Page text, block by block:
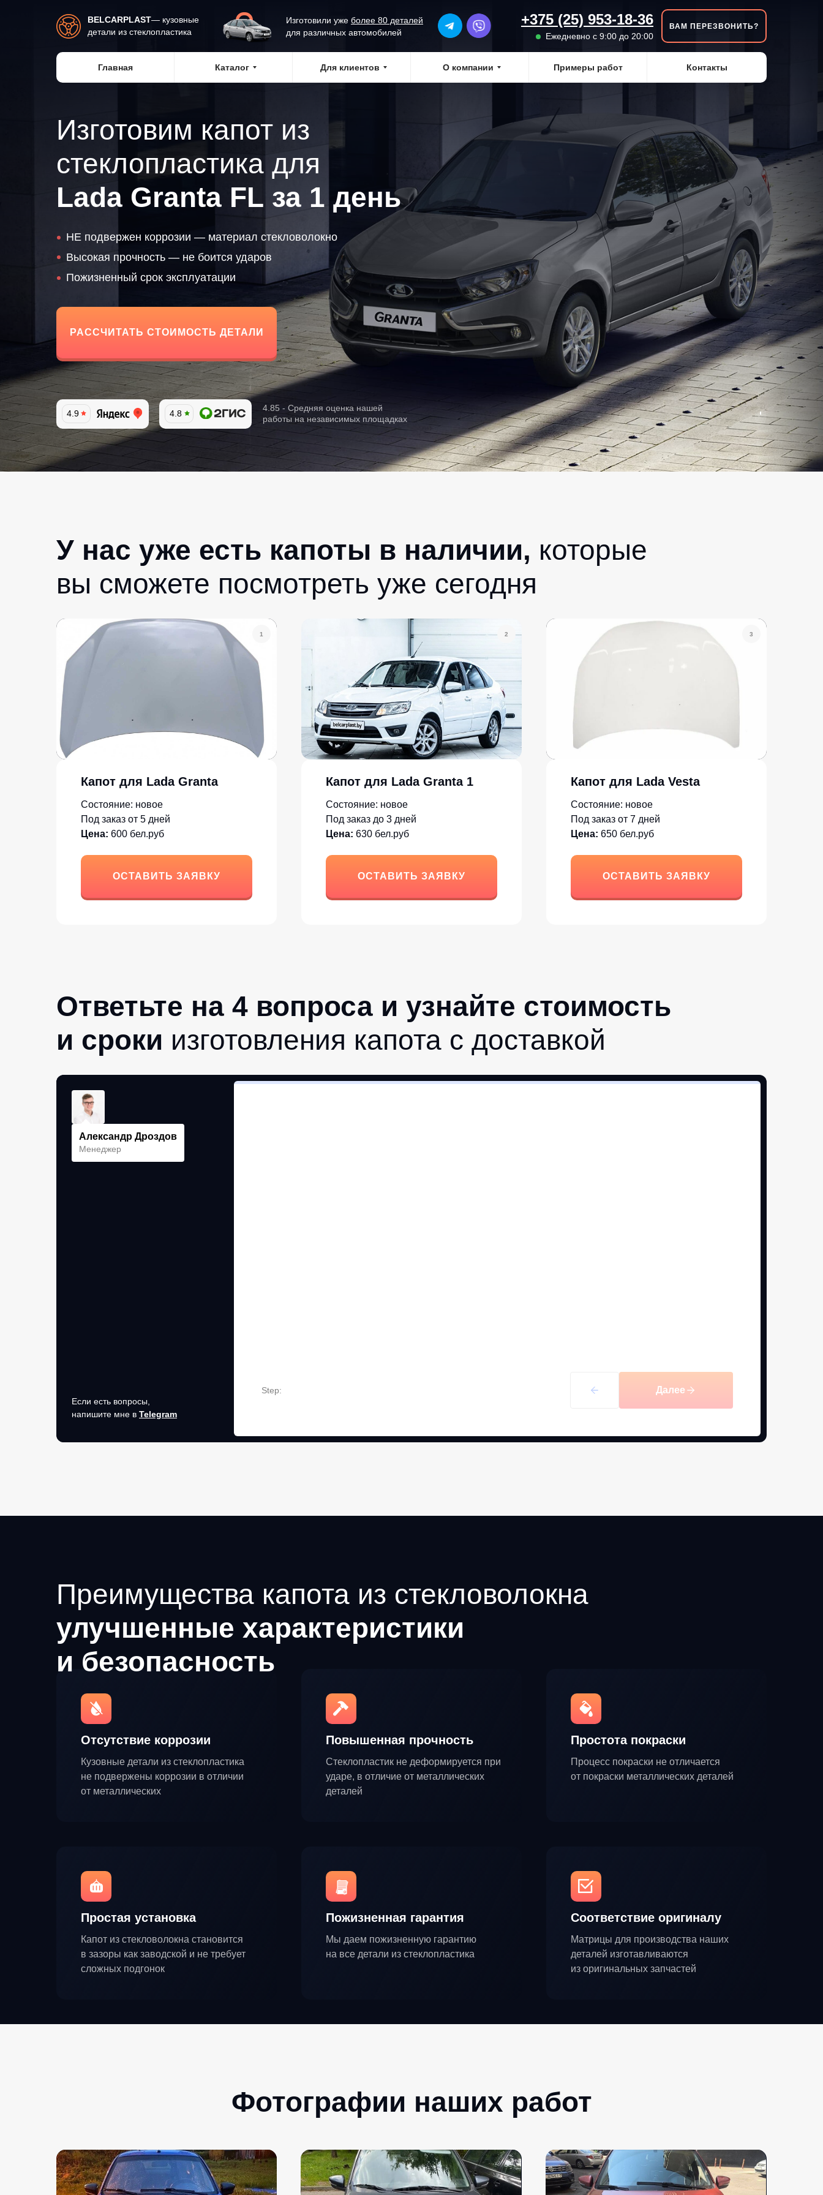
Изготовим капот из
стеклопластика для
Lada Granta FL за 1 день
Изготовили уже более 80 деталей
для различных автомобилей
НЕ подвержен коррозии — материал стекловолокно
Высокая прочность — не боится ударов
Пожизненный срок эксплуатации
4.9 4.8
4.85 - Средняя оценка нашей
работы на независимых площадках
BELCARPLAST— кузовные
детали из стеклопластика
+375 (25) 953-18-36
Ежедневно с 9:00 до 20:00
ВАМ ПЕРЕЗВОНИТЬ?
Главная Каталог Для клиентов О компании Примеры работ Контакты
РАССЧИТАТЬ СТОИМОСТЬ ДЕТАЛИ
У нас уже есть капоты в наличии, которые
вы сможете посмотреть уже сегодня
Капот для Lada Granta
1
ОСТАВИТЬ ЗАЯВКУ
Состояние: новое
Под заказ от 5 дней
Цена: 600 бел.руб
Капот для Lada Granta 1
2
ОСТАВИТЬ ЗАЯВКУ
Состояние: новое
Под заказ до 3 дней
Цена: 630 бел.руб
Капот для Lada Vesta
3
ОСТАВИТЬ ЗАЯВКУ
Состояние: новое
Под заказ от 7 дней
Цена: 650 бел.руб
Ответьте на 4 вопроса и узнайте стоимость
и сроки изготовления капота с доставкой
Александр Дроздов
Менеджер
Если есть вопросы,
напишите мне в Telegram
Step: Далее
Отсутствие коррозии
Кузовные детали из стеклопластика
не подвержены коррозии в отличии
от металлических
Повышенная прочность
Стеклопластик не деформируется при
ударе, в отличие от металлических
деталей
Простота покраски
Процесс покраски не отличается
от покраски металлических деталей
Простая установка
Капот из стекловолокна становится
в зазоры как заводской и не требует
сложных подгонок
Пожизненная гарантия
Мы даем пожизненную гарантию
на все детали из стеклопластика
Соответствие оригиналу
Матрицы для производства наших
деталей изготавливаются
из оригинальных запчастей
Преимущества капота из стекловолокна
улучшенные характеристики
и безопасность
Фотографии наших работ